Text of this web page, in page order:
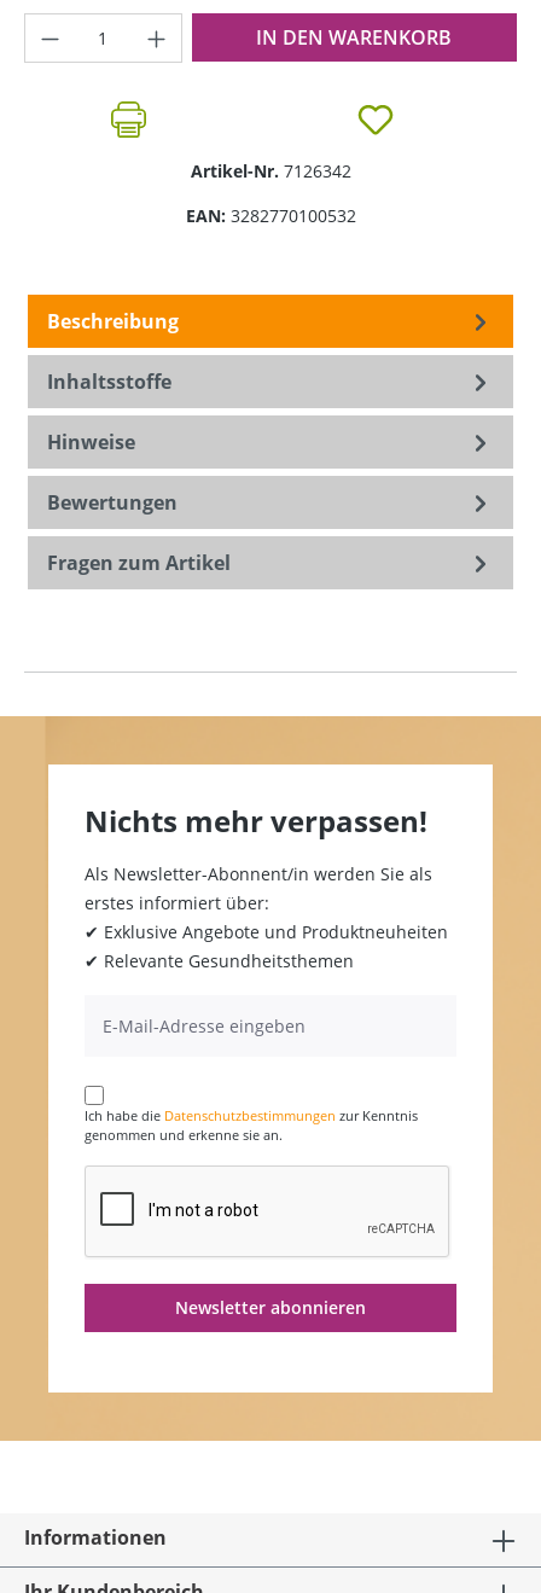
Produkt Anzahl: Gib den gewünschten
IN DEN WARENKORB
Artikel-Nr. 7126342
EAN: 3282770100532
Beschreibung
Inhaltsstoffe
Hinweise
Bewertungen
Fragen zum Artikel
Nichts mehr verpassen!
Als Newsletter-Abonnent/in werden Sie als
erstes informiert über:
✔ Exklusive Angebote und Produktneuheiten
✔ Relevante Gesundheitsthemen
Ich habe die Datenschutzbestimmungen zur Kenntnis
genommen und erkenne sie an.
Newsletter abonnieren
Informationen